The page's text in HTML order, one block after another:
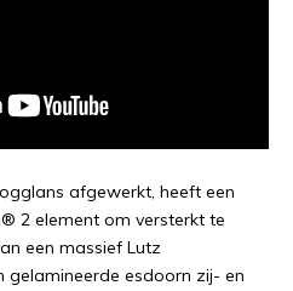
afgewerkt, heeft een
2 element om versterkt te
een massief Lutz
gelamineerde esdoorn zij- en